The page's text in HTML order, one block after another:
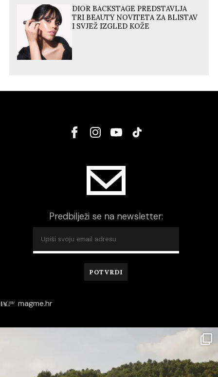
DIOR BACKSTAGE PREDSTAVLJA
TRI BEAUTY NOVITETA ZA BLISTAV
I SVJEŽ IZGLED KOŽE
Predbilježi se na newsletter:
magme.hr